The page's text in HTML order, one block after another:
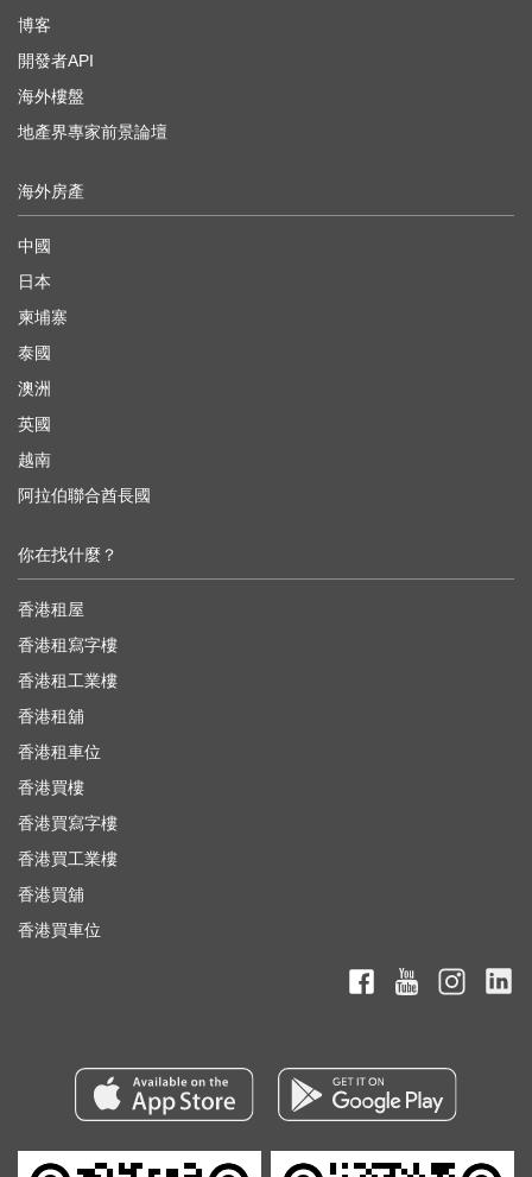
博客
開發者API
海外樓盤
地產界專家前景論壇
海外房產
中國
日本
柬埔寨
泰國
澳洲
英國
越南
阿拉伯聯合酋長國
你在找什麼？
香港租屋
香港租寫字樓
香港租工業樓
香港租舖
香港租車位
香港買樓
香港買寫字樓
香港買工業樓
香港買舖
香港買車位